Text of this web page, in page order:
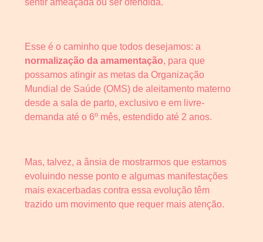
Esse é o caminho que todos desejamos: a
normalização da amamentação, para que
possamos atingir as metas da Organização
Mundial de Saúde (OMS) de aleitamento materno
desde a sala de parto, exclusivo e em livre-
demanda até o 6º mês, estendido até 2 anos.
Mas, talvez, a ânsia de mostrarmos que estamos
evoluindo nesse ponto e algumas manifestações
mais exacerbadas contra essa evolução têm
trazido um movimento que requer mais atenção.